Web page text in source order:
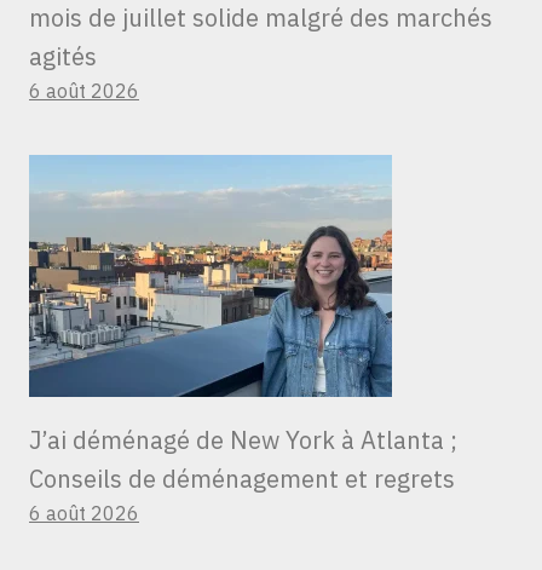
mois de juillet solide malgré des marchés
agités
6 août 2026
J’ai déménagé de New York à Atlanta ;
Conseils de déménagement et regrets
6 août 2026